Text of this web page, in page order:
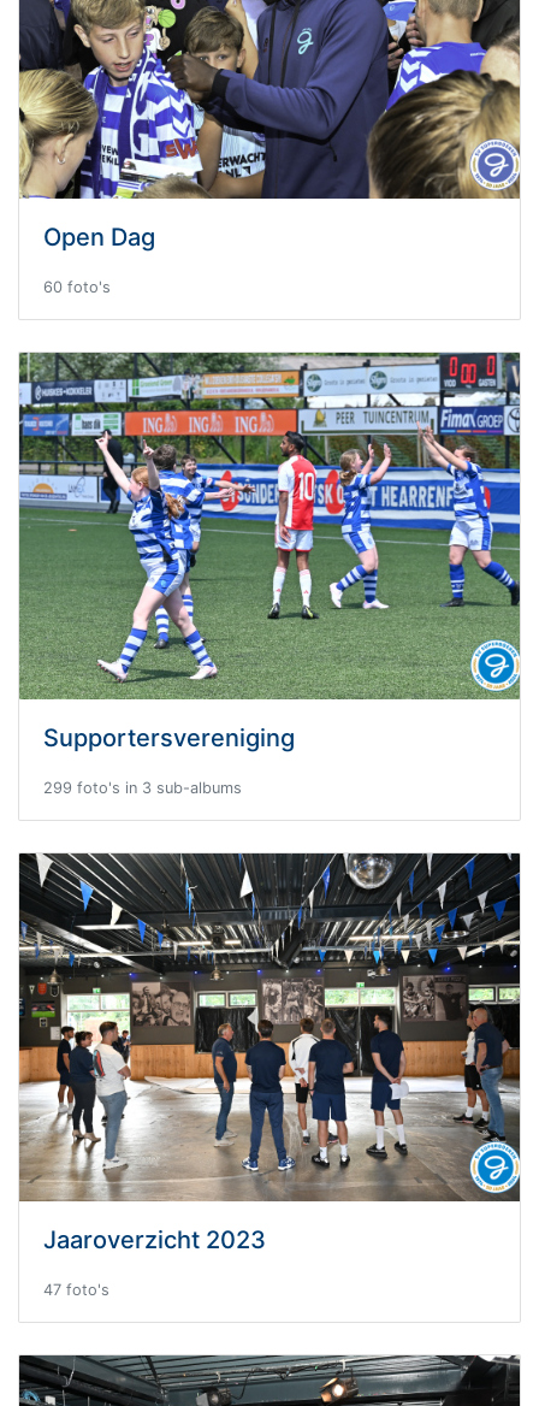
Open Dag
60 foto's
Supportersvereniging
299 foto's in 3 sub-albums
Jaaroverzicht 2023
47 foto's